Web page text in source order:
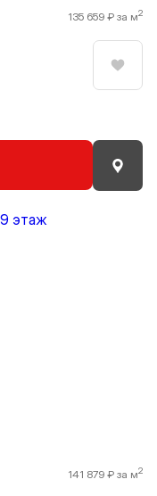
135 659 ₽ за м2
141 879 ₽ за м2